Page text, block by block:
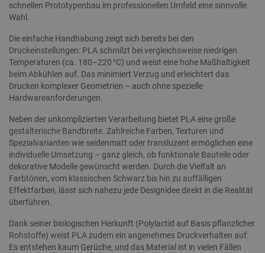
schnellen Prototypenbau im professionellen Umfeld eine sinnvolle
Wahl.
Die einfache Handhabung zeigt sich bereits bei den
Druckeinstellungen: PLA schmilzt bei vergleichsweise niedrigen
Temperaturen (ca. 180–220 °C) und weist eine hohe Maßhaltigkeit
beim Abkühlen auf. Das minimiert Verzug und erleichtert das
Drucken komplexer Geometrien – auch ohne spezielle
Hardwareanforderungen.
Neben der unkomplizierten Verarbeitung bietet PLA eine große
gestalterische Bandbreite. Zahlreiche Farben, Texturen und
Spezialvarianten wie seidenmatt oder transluzent ermöglichen eine
individuelle Umsetzung – ganz gleich, ob funktionale Bauteile oder
dekorative Modelle gewünscht werden. Durch die Vielfalt an
Farbtönen, vom klassischen Schwarz bis hin zu auffälligen
Effektfarben, lässt sich nahezu jede Designidee direkt in die Realität
überführen.
Dank seiner biologischen Herkunft (Polylactid auf Basis pflanzlicher
Rohstoffe) weist PLA zudem ein angenehmes Druckverhalten auf:
Es entstehen kaum Gerüche, und das Material ist in vielen Fällen
Storage declaration
_uetvid Lokaler Speicher
lastExternalReferrer Lokaler Speicher
__ps_checkoutPayPalSdkInstance_storage__ Lokaler Speicher
lastExternalReferrerTime Lokaler Speicher
_uetsid_exp Lokaler Speicher
lbx_ac_easystorage Sitzungsspeicher
Sitzungsspeicher